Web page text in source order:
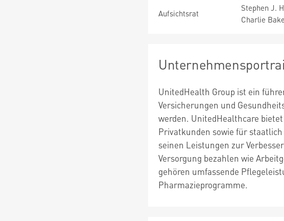
Aufsichtsrat
Stephen J.
Charlie
UnitedHealth Group ist ein
Versicherungen und
werden. UnitedHealthcare
Privatkunden sowie für
seinen Leistungen zur
Versorgung bezahlen wie
gehören umfassende
Pharmazieprogramme.